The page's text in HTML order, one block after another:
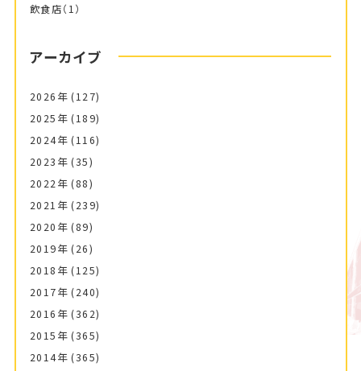
飲食店（1）
アーカイブ
2026年 (127)
2025年 (189)
2024年 (116)
2023年 (35)
2022年 (88)
2021年 (239)
2020年 (89)
2019年 (26)
2018年 (125)
2017年 (240)
2016年 (362)
2015年 (365)
2014年 (365)